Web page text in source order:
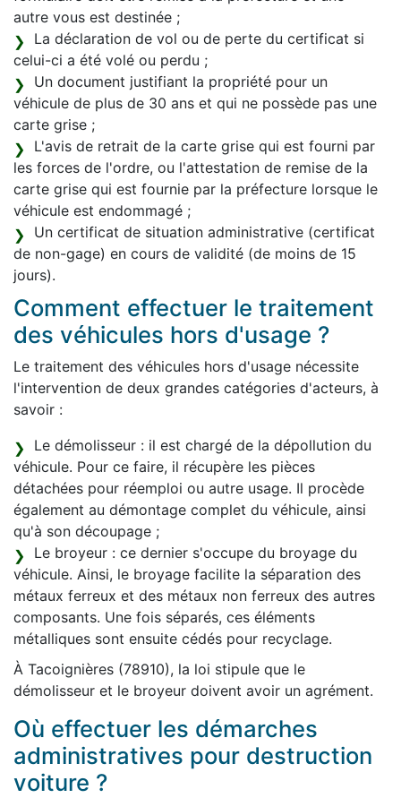
autre vous est destinée ;
La déclaration de vol ou de perte du certificat si
celui-ci a été volé ou perdu ;
Un document justifiant la propriété pour un
véhicule de plus de 30 ans et qui ne possède pas une
carte grise ;
L'avis de retrait de la carte grise qui est fourni par
les forces de l'ordre, ou l'attestation de remise de la
carte grise qui est fournie par la préfecture lorsque le
véhicule est endommagé ;
Un certificat de situation administrative (certificat
de non-gage) en cours de validité (de moins de 15
jours).
Comment effectuer le traitement
des véhicules hors d'usage ?
Le traitement des véhicules hors d'usage nécessite
l'intervention de deux grandes catégories d'acteurs, à
savoir :
Le démolisseur : il est chargé de la dépollution du
véhicule. Pour ce faire, il récupère les pièces
détachées pour réemploi ou autre usage. Il procède
également au démontage complet du véhicule, ainsi
qu'à son découpage ;
Le broyeur : ce dernier s'occupe du broyage du
véhicule. Ainsi, le broyage facilite la séparation des
métaux ferreux et des métaux non ferreux des autres
composants. Une fois séparés, ces éléments
métalliques sont ensuite cédés pour recyclage.
À Tacoignières (78910), la loi stipule que le
démolisseur et le broyeur doivent avoir un agrément.
Où effectuer les démarches
administratives pour destruction
voiture ?